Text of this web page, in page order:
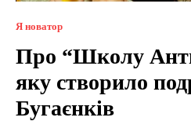
Я новатор
Про “Школу
яку створило
Бугаєнків